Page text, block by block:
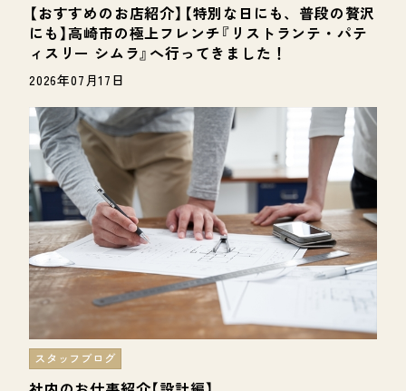
【おすすめのお店紹介】【特別な日にも、普段の贅沢
にも】高崎市の極上フレンチ『リストランテ・パテ
ィスリー シムラ』へ行ってきました！
2026年07月17日
スタッフブログ